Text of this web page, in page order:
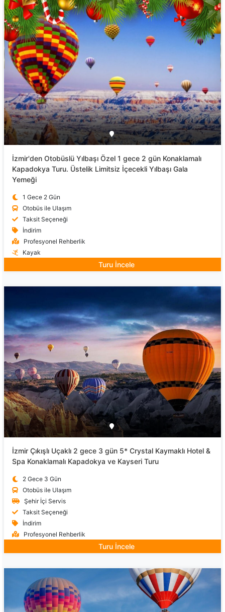
İzmir'den Otobüslü Yılbaşı Özel 1 gece 2 gün Konaklamalı
Kapadokya Turu. Üstelik Limitsiz İçecekli Yılbaşı Gala
Yemeği
1 Gece 2 Gün
Otobüs ile Ulaşım
Taksit Seçeneği
İndirim
Profesyonel Rehberlik
Kayak
Turu İncele
İzmir Çıkışlı Uçaklı 2 gece 3 gün 5* Crystal Kaymaklı Hotel &
Spa Konaklamalı Kapadokya ve Kayseri Turu
2 Gece 3 Gün
Otobüs ile Ulaşım
Şehir İçi Servis
Taksit Seçeneği
İndirim
Profesyonel Rehberlik
Turu İncele